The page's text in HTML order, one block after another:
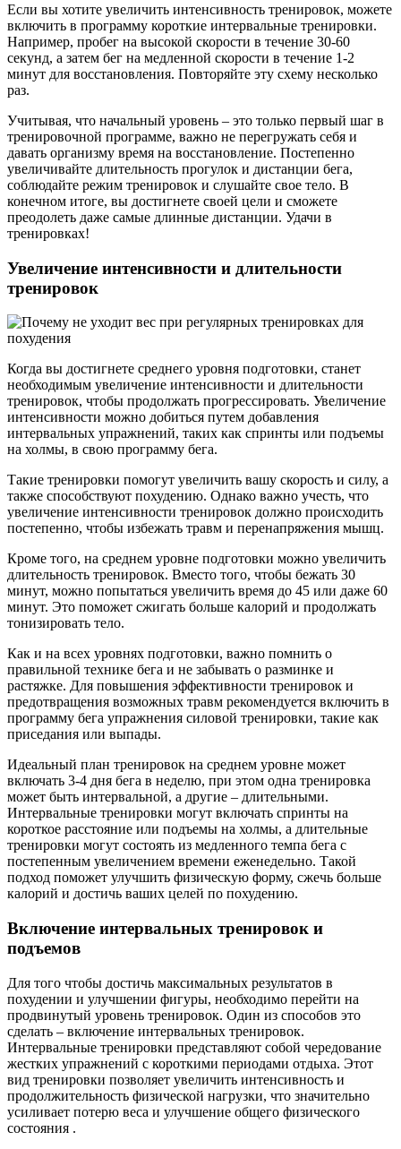
Если вы хотите увеличить интенсивность тренировок, можете
включить в программу короткие интервальные тренировки.
Например, пробег на высокой скорости в течение 30-60
секунд, а затем бег на медленной скорости в течение 1-2
минут для восстановления. Повторяйте эту схему несколько
раз.
Учитывая, что начальный уровень – это только первый шаг в
тренировочной программе, важно не перегружать себя и
давать организму время на восстановление. Постепенно
увеличивайте длительность прогулок и дистанции бега,
соблюдайте режим тренировок и слушайте свое тело. В
конечном итоге, вы достигнете своей цели и сможете
преодолеть даже самые длинные дистанции. Удачи в
тренировках!
Увеличение интенсивности и длительности
тренировок
Когда вы достигнете среднего уровня подготовки, станет
необходимым увеличение интенсивности и длительности
тренировок, чтобы продолжать прогрессировать. Увеличение
интенсивности можно добиться путем добавления
интервальных упражнений, таких как спринты или подъемы
на холмы, в свою программу бега.
Такие тренировки помогут увеличить вашу скорость и силу, а
также способствуют похудению. Однако важно учесть, что
увеличение интенсивности тренировок должно происходить
постепенно, чтобы избежать травм и перенапряжения мышц.
Кроме того, на среднем уровне подготовки можно увеличить
длительность тренировок. Вместо того, чтобы бежать 30
минут, можно попытаться увеличить время до 45 или даже 60
минут. Это поможет сжигать больше калорий и продолжать
тонизировать тело.
Как и на всех уровнях подготовки, важно помнить о
правильной технике бега и не забывать о разминке и
растяжке. Для повышения эффективности тренировок и
предотвращения возможных травм рекомендуется включить в
программу бега упражнения силовой тренировки, такие как
приседания или выпады.
Идеальный план тренировок на среднем уровне может
включать 3-4 дня бега в неделю, при этом одна тренировка
может быть интервальной, а другие – длительными.
Интервальные тренировки могут включать спринты на
короткое расстояние или подъемы на холмы, а длительные
тренировки могут состоять из медленного темпа бега с
постепенным увеличением времени еженедельно. Такой
подход поможет улучшить физическую форму, сжечь больше
калорий и достичь ваших целей по похудению.
Включение интервальных тренировок и
подъемов
Для того чтобы достичь максимальных результатов в
похудении и улучшении фигуры, необходимо перейти на
продвинутый уровень тренировок. Один из способов это
сделать – включение интервальных тренировок.
Интервальные тренировки представляют собой чередование
жестких упражнений с короткими периодами отдыха. Этот
вид тренировки позволяет увеличить интенсивность и
продолжительность физической нагрузки, что значительно
усиливает потерю веса и улучшение общего физического
состояния .